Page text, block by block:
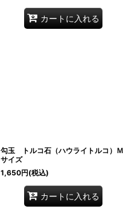
カートに入れる
勾玉 トルコ石（ハウライトルコ）Ｍ
サイズ
1,650円(税込)
カートに入れる